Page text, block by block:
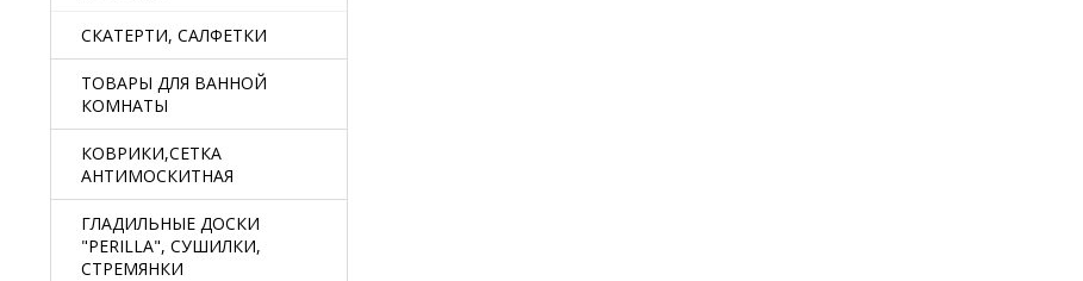
СКАТЕРТИ, САЛФЕТКИ
ТОВАРЫ ДЛЯ ВАННОЙ
КОМНАТЫ
КОВРИКИ,СЕТКА
АНТИМОСКИТНАЯ
ГЛАДИЛЬНЫЕ ДОСКИ
"PERILLA", СУШИЛКИ,
СТРЕМЯНКИ